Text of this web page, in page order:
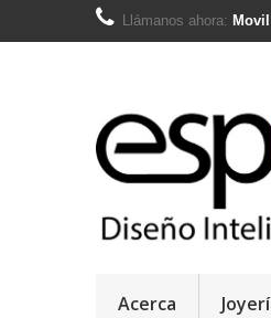
Llámanos ahora:
Acerca